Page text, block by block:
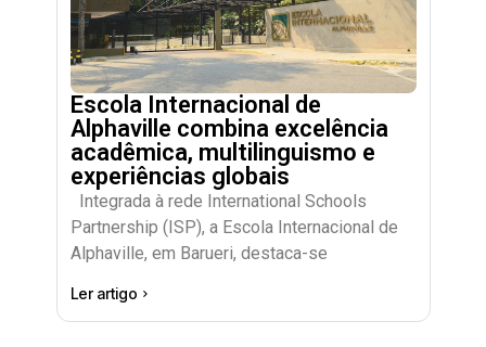
Escola Internacional de
Alphaville combina excelência
acadêmica, multilinguismo e
experiências globais
Integrada à rede International Schools
Partnership (ISP), a Escola Internacional de
Alphaville, em Barueri, destaca-se
Ler artigo